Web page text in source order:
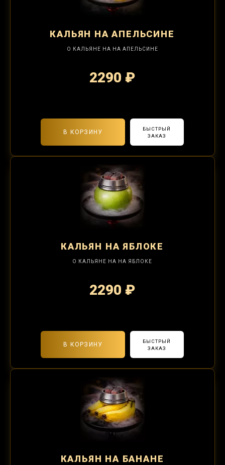
КАЛЬЯН НА АПЕЛЬСИНЕ
О КАЛЬЯНЕ НА НА АПЕЛЬСИНЕ
2290 ₽
В КОРЗИНУ
БЫСТРЫЙ
ЗАКАЗ
КАЛЬЯН НА ЯБЛОКЕ
О КАЛЬЯНЕ НА НА ЯБЛОКЕ
2290 ₽
В КОРЗИНУ
БЫСТРЫЙ
ЗАКАЗ
КАЛЬЯН НА БАНАНЕ